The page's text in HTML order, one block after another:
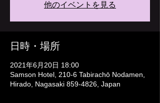
他のイベントを見る
日時・場所
2021年6月20日 18:00
Samson Hotel, 210-6 Tabirachō Nodamen,
Hirado, Nagasaki 859-4826, Japan